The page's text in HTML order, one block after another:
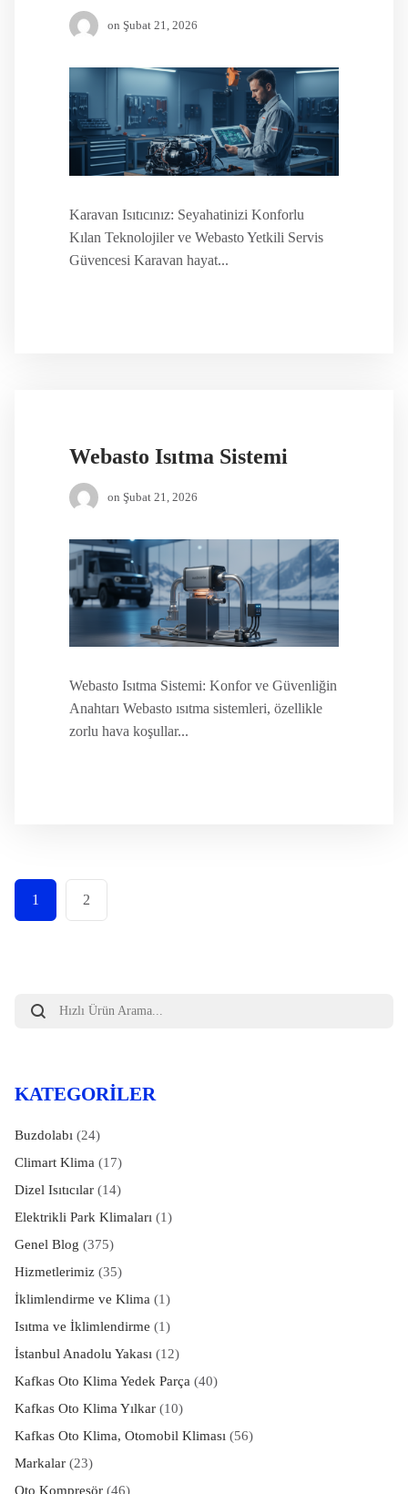
on Şubat 21, 2026
Karavan Isıtıcınız: Seyahatinizi Konforlu
Kılan Teknolojiler ve Webasto Yetkili Servis
Güvencesi Karavan hayat...
Webasto Isıtma Sistemi
on Şubat 21, 2026
Webasto Isıtma Sistemi: Konfor ve Güvenliğin
Anahtarı Webasto ısıtma sistemleri, özellikle
zorlu hava koşullar...
1 2
search
KATEGORILER
Buzdolabı(24)
Climart Klima(17)
Dizel Isıtıcılar(14)
Elektrikli Park Klimaları(1)
Genel Blog (375)
Hizmetlerimiz(35)
İklimlendirme ve Klima(1)
Isıtma ve İklimlendirme (1)
İstanbul Anadolu Yakası(12)
Kafkas Oto Klima Yedek Parça(40)
Kafkas Oto Klima Yılkar(10)
Kafkas Oto Klima, Otomobil Kliması(56)
Markalar(23)
Oto Kompresör(46)